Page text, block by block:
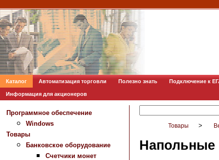
Каталог Автоматизация торговли Полезно знать Подключение к
Информация для акционеров
Программное обеспечение
Windows
Товары
Банковское оборудование
Счетчики монет
Товары >
Напольные